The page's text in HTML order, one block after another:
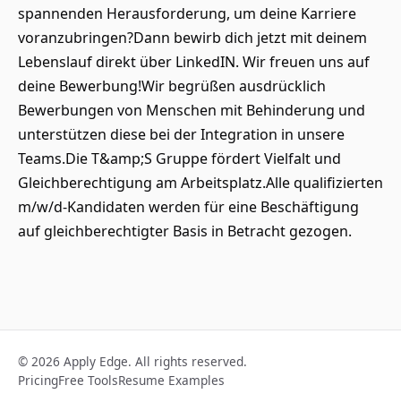
spannenden Herausforderung, um deine Karriere
voranzubringen?Dann bewirb dich jetzt mit deinem
Lebenslauf direkt über LinkedIN. Wir freuen uns auf
deine Bewerbung!Wir begrüßen ausdrücklich
Bewerbungen von Menschen mit Behinderung und
unterstützen diese bei der Integration in unsere
Teams.Die T&amp;S Gruppe fördert Vielfalt und
Gleichberechtigung am Arbeitsplatz.Alle qualifizierten
m/w/d-Kandidaten werden für eine Beschäftigung
auf gleichberechtigter Basis in Betracht gezogen.
© 2026 Apply Edge. All rights reserved.
PricingFree ToolsResume Examples